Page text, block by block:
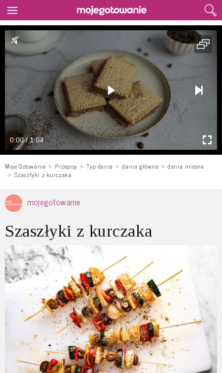
0:00 / 1:04
Moje Gotowanie Przepisy Typ dania dania główne
dania mięsne
Szaszłyki z kurczaka
mojegotowanie
Szaszłyki z kurczaka